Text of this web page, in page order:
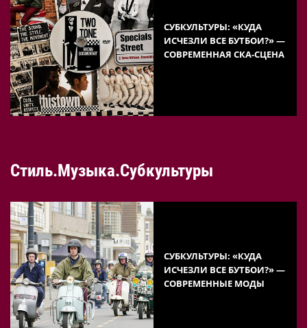
СУБКУЛЬТУРЫ: «КУДА
ИСЧЕЗЛИ ВСЕ БУТБОИ?» —
СОВРЕМЕННАЯ СКА-СЦЕНА
Стиль.Музыка.Субкультуры
СУБКУЛЬТУРЫ: «КУДА
ИСЧЕЗЛИ ВСЕ БУТБОИ?» —
СОВРЕМЕННЫЕ МОДЫ